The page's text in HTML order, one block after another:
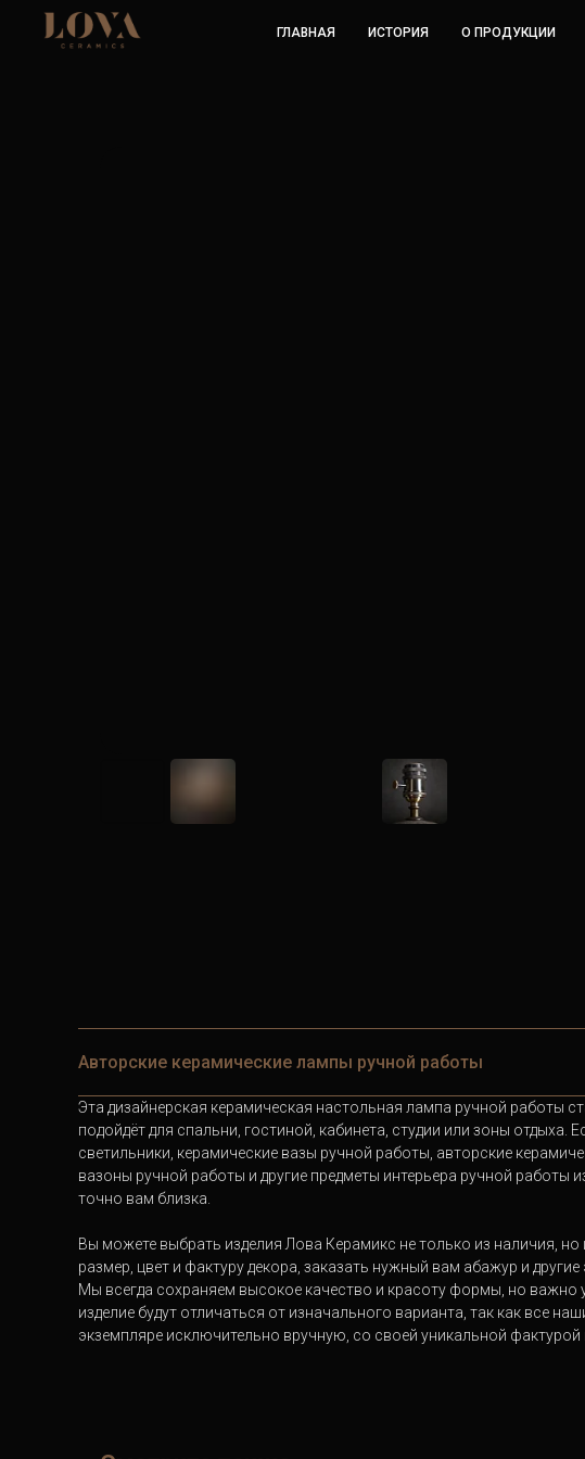
ГЛАВНАЯ ИСТОРИЯ О ПРОДУКЦИИ
Авторские керамические лампы ручной работы
Эта дизайнерская керамическая настольная лампа ручной работы
подойдёт для спальни, гостиной, кабинета, студии или зоны отдыха.
светильники, керамические вазы ручной работы, авторские
вазоны ручной работы и другие предметы интерьера ручной работы
точно вам близка.
Вы можете выбрать изделия Лова Керамикс не только из наличия,
размер, цвет и фактуру декора, заказать нужный вам абажур и другие
Мы всегда сохраняем высокое качество и красоту формы, но важно
изделие будут отличаться от изначального варианта, так как все
экземпляре исключительно вручную, со своей уникальной